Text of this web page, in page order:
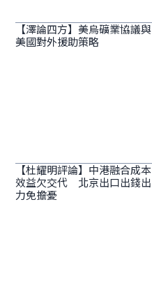
【澤論四方】美烏礦業協議與
美國對外援助策略
【杜耀明評論】中港融合成本
效益欠交代 北京出口出錢出
力免擔憂